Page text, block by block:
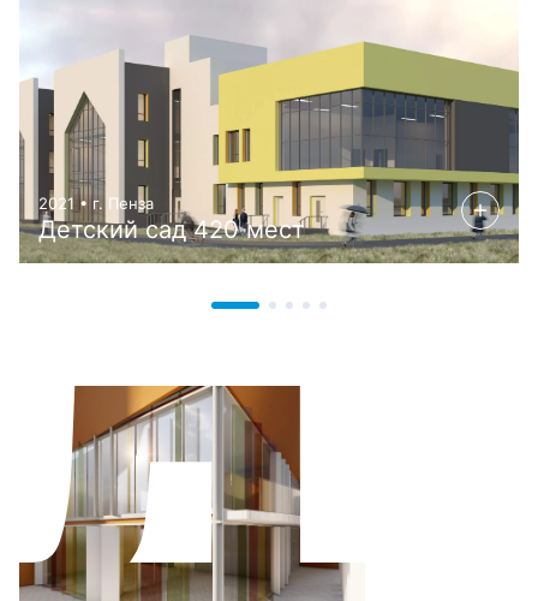
2021 • г. Пенза
Детский сад 420 мест